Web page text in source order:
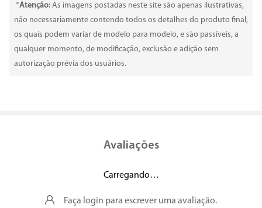
*Atenção: As imagens postadas neste site são apenas ilustrativas,
não necessariamente contendo todos os detalhes do produto final,
os quais podem variar de modelo para modelo, e são passíveis, a
qualquer momento, de modificação, exclusão e adição sem
autorização prévia dos usuários.
Avaliações
Carregando…
Faça login para escrever uma avaliação.